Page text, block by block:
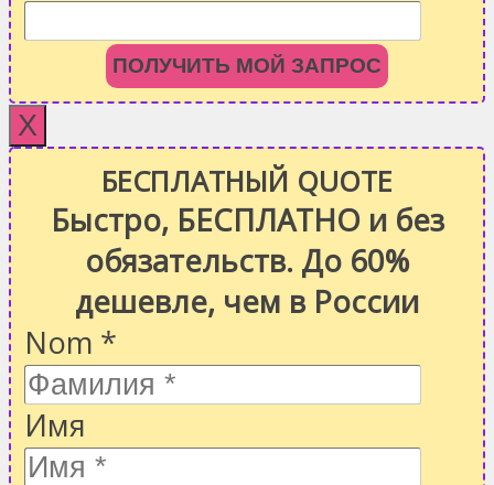
ПОЛУЧИТЬ МОЙ ЗАПРОС
X
БЕСПЛАТНЫЙ QUOTE
Быстро, БЕСПЛАТНО и без
обязательств. До 60%
дешевле, чем в России
Nom *
Имя